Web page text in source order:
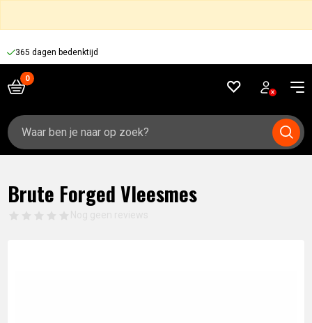
365 dagen bedenktijd
Zoeken
naar:
Brute Forged Vleesmes